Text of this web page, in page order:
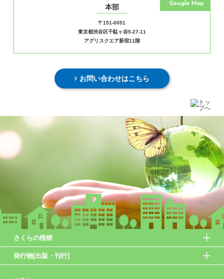
本部
〒151-0051
東京都渋谷区千駄ヶ谷5-27-11
アグリスクエア新宿11階
Google Map
お問い合わせはこちら
さくらの植樹
発行物[出版・刊行]